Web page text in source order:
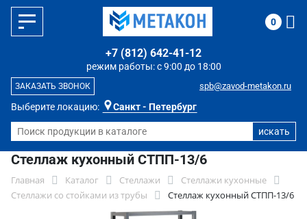
Выберите локацию: Санкт - Петербург
режим работы: с 9:00 до 18:00
+7 (812) 642-41-12
spb@zavod-metakon.ru
ЗАКАЗАТЬ ЗВОНОК
0
Стеллаж кухонный СТПП-13/6
Главная Каталог Стеллажи
Стеллажи кухонные
Стеллажи со стойками из трубы
Стеллаж кухонный СТПП-13/6